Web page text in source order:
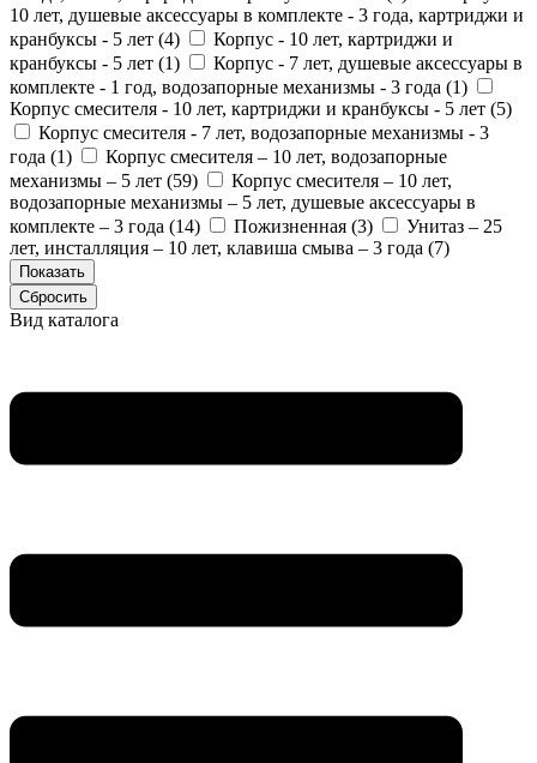
10 лет, душевые аксессуары в комплекте - 3 года, картриджи и
кранбуксы - 5 лет (4)
Корпус - 10 лет, картриджи и
кранбуксы - 5 лет (1)
Корпус - 7 лет, душевые аксессуары в
комплекте - 1 год, водозапорные механизмы - 3 года (1)
Корпус смесителя - 10 лет, картриджи и кранбуксы - 5 лет (5)
Корпус смесителя - 7 лет, водозапорные механизмы - 3
года (1)
Корпус смесителя – 10 лет, водозапорные
механизмы – 5 лет (59)
Корпус смесителя – 10 лет,
водозапорные механизмы – 5 лет, душевые аксессуары в
комплекте – 3 года (14) Пожизненная (3)
Унитаз – 25
лет, инсталляция – 10 лет, клавиша смыва – 3 года (7)
Вид каталога